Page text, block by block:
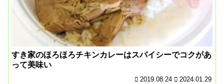
すき家のほろほろチキンカレーはスパイシーでコクがあ
って美味い
2019.08.24 2024.01.29